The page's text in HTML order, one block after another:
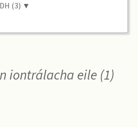
(3) ▼
iontrálacha eile (1)